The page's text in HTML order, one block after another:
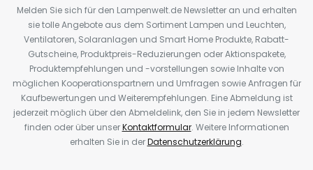
Melden Sie sich für den Lampenwelt.de Newsletter an und erhalten
sie tolle Angebote aus dem Sortiment Lampen und Leuchten,
Ventilatoren, Solaranlagen und Smart Home Produkte, Rabatt-
Gutscheine, Produktpreis-Reduzierungen oder Aktionspakete,
Produktempfehlungen und -vorstellungen sowie Inhalte von
möglichen Kooperationspartnern und Umfragen sowie Anfragen für
Kaufbewertungen und Weiterempfehlungen. Eine Abmeldung ist
jederzeit möglich über den Abmeldelink, den Sie in jedem Newsletter
finden oder über unserKontaktformular. Weitere Informationen
erhalten Sie in derDatenschutzerklärung.